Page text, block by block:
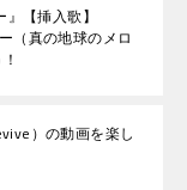
【挿入歌】
（真の地球のメロ
）の動画を楽し